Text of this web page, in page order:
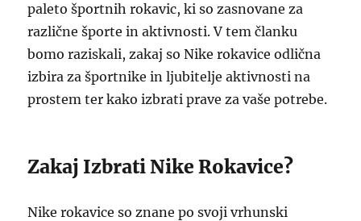
paleto športnih rokavic, ki so zasnovane za
različne športe in aktivnosti. V tem članku
bomo raziskali, zakaj so Nike rokavice odlična
izbira za športnike in ljubitelje aktivnosti na
prostem ter kako izbrati prave za vaše potrebe.
Zakaj Izbrati Nike Rokavice?
Nike rokavice so znane po svoji vrhunski